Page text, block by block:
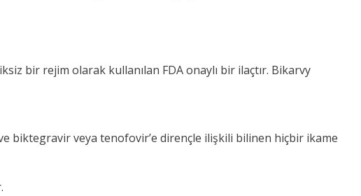
bir rejim olarak kullanılan FDA onaylı bir ilaçtır. Bikarvy
biktegravir veya tenofovir’e dirençle ilişkili bilinen hiçbir ikame